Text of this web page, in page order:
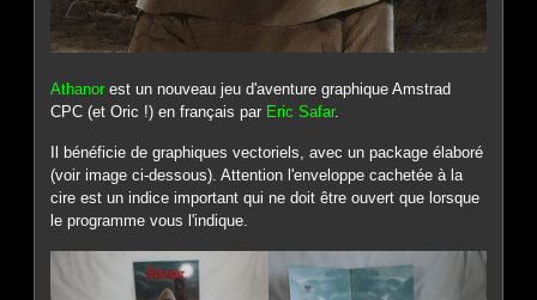
Athanor est un nouveau jeu d'aventure graphique Amstrad
CPC (et Oric !) en français par Eric Safar.
Il bénéficie de graphiques vectoriels, avec un package élaboré
(voir image ci-dessous). Attention l'enveloppe cachetée à la
cire est un indice important qui ne doit être ouvert que lorsque
le programme vous l'indique.